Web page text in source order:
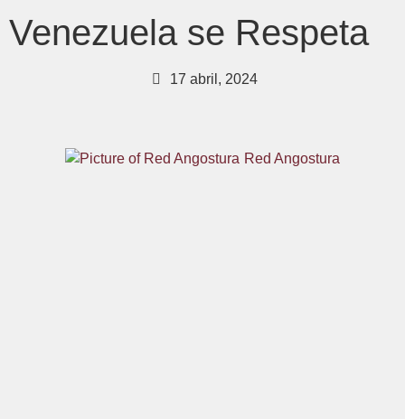
Venezuela se Respeta
17 abril, 2024
Red Angostura